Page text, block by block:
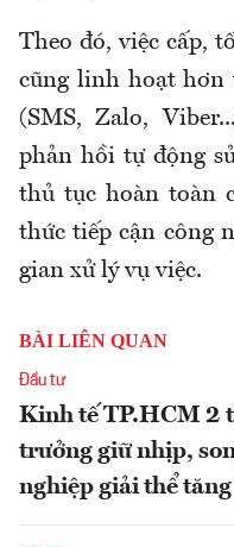
Theo đó, việc cấp,
cũng linh hoạt hơn
(SMS, Zalo,
phản hồi tự động
thủ tục hoàn toàn
thức tiếp cận công
gian xử lý vụ việc.
BÀI LIÊN QUAN
Đầu tư
Kinh tế TP.HCM 2
trưởng giữ nhịp,
nghiệp giải thể tăng